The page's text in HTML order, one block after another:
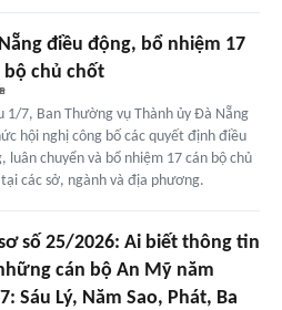
điều động, bổ nhiệm 17
bộ chủ chốt
1/7, Ban Thường vụ Thành ủy Đà Nẵng
hội nghị công bố các quyết định điều
luân chuyển và bổ nhiệm 17 cán bộ chủ
các sở, ngành và địa phương.
số 25/2026: Ai biết thông tin
cán bộ An Mỹ năm
Sáu Lý, Năm Sao, Phát, Ba